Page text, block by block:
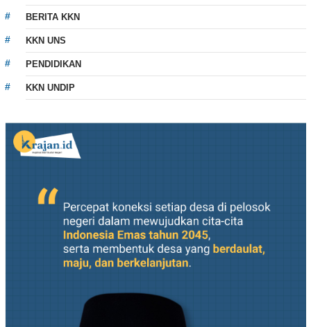
BERITA KKN
KKN UNS
PENDIDIKAN
KKN UNDIP